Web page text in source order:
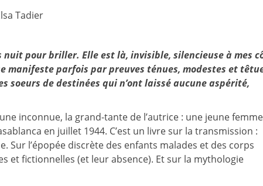
Tadier
pour briller. Elle est là, invisible, silencieuse à mes
manifeste parfois par preuves ténues, modestes et
soeurs de destinées qui n’ont laissé aucune aspérité,
inconnue, la grand-tante de l’autrice : une jeune femme
en juillet 1944. C’est un livre sur la transmission :
Sur l’épopée discrète des enfants malades et des corps
et fictionnelles (et leur absence). Et sur la mythologie